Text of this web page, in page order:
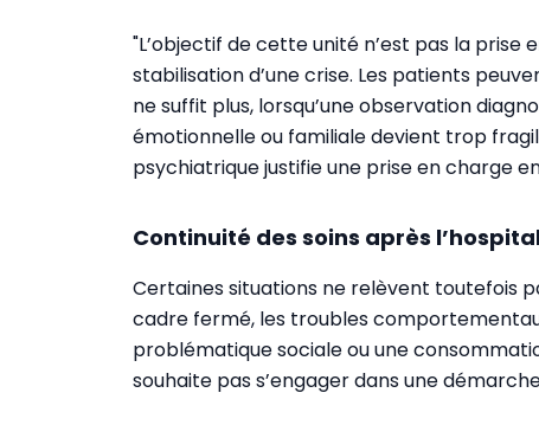
"L’objectif de cette unité n’est pas la
stabilisation d’une crise. Les patients
ne suffit plus, lorsqu’une observation
émotionnelle ou familiale devient trop
psychiatrique justifie une prise en charge
Continuité des soins après
Certaines situations ne relèvent toutefois
cadre fermé, les troubles
problématique sociale ou une
souhaite pas s’engager dans une